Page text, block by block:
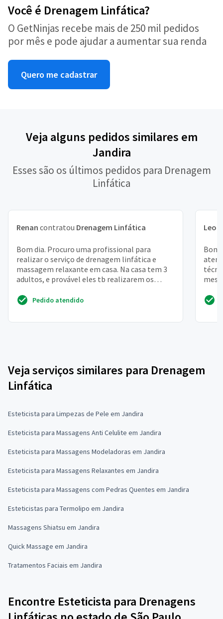
Você é Drenagem Linfática?
O GetNinjas recebe mais de 250 mil pedidos
por mês e pode ajudar a aumentar sua renda
Quero me cadastrar
Veja alguns pedidos similares em
Jandira
Esses são os últimos pedidos para Drenagem
Linfática
Renan contratou Drenagem Linfática
Bom dia. Procuro uma profissional para
realizar o serviço de drenagem linfática e
massagem relaxante em casa. Na casa tem 3
adultos, e provável eles tb realizarem os
Pedido atendido
Bom
Veja serviços similares para Drenagem
Linfática
Esteticista para Limpezas de Pele em Jandira
Esteticista para Massagens Anti Celulite em Jandira
Esteticista para Massagens Modeladoras em Jandira
Esteticista para Massagens Relaxantes em Jandira
Esteticista para Massagens com Pedras Quentes em Jandira
Esteticistas para Termolipo em Jandira
Massagens Shiatsu em Jandira
Quick Massage em Jandira
Tratamentos Faciais em Jandira
Encontre Esteticista para Drenagens